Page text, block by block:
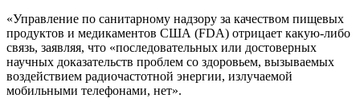
«Управление по санитарному надзору за качеством пищевых
продуктов и медикаментов США (FDA) отрицает какую-либо
связь, заявляя, что «последовательных или достоверных
научных доказательств проблем со здоровьем, вызываемых
воздействием радиочастотной энергии, излучаемой
мобильными телефонами, нет».